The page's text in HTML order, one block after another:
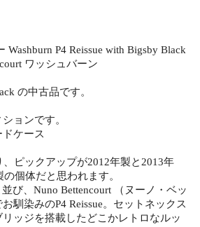
Washburn P4 Reissue with Bigsby Black
ワッシュバーン
の中古品です。
ョンです。
ケース
ピックアップが2012年製と2013年
個体だと思われます。
び、Nuno Bettencourt （ヌーノ・ベッ
馴染みのP4 Reissue。セットネックス
ッジを搭載したどこかレトロなルッ